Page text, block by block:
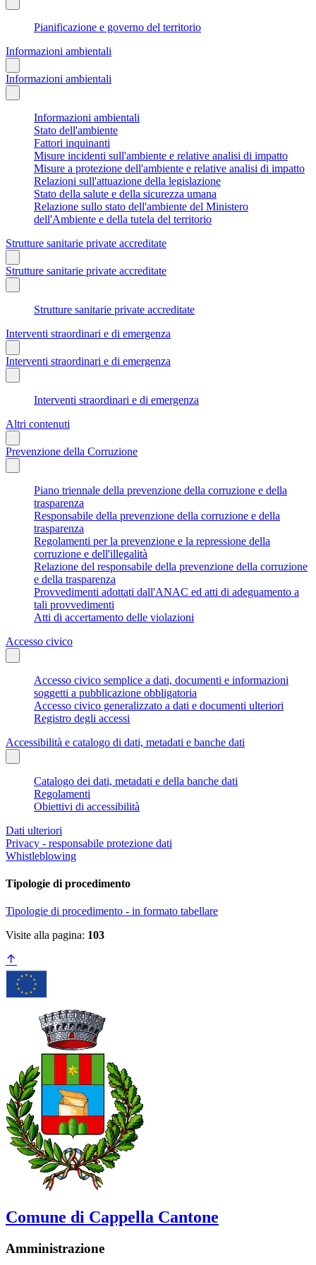
Pianificazione e governo del territorio
Informazioni ambientali
Informazioni ambientali
Informazioni ambientali
Stato dell'ambiente
Fattori inquinanti
Misure incidenti sull'ambiente e relative analisi di impatto
Misure a protezione dell'ambiente e relative analisi di impatto
Relazioni sull'attuazione della legislazione
Stato della salute e della sicurezza umana
Relazione sullo stato dell'ambiente del Ministero
dell'Ambiente e della tutela del territorio
Strutture sanitarie private accreditate
Strutture sanitarie private accreditate
Strutture sanitarie private accreditate
Interventi straordinari e di emergenza
Interventi straordinari e di emergenza
Interventi straordinari e di emergenza
Altri contenuti
Prevenzione della Corruzione
Piano triennale della prevenzione della corruzione e della
trasparenza
Responsabile della prevenzione della corruzione e della
trasparenza
Regolamenti per la prevenzione e la repressione della
corruzione e dell'illegalità
Relazione del responsabile della prevenzione della corruzione
e della trasparenza
Provvedimenti adottati dall'ANAC ed atti di adeguamento a
tali provvedimenti
Atti di accertamento delle violazioni
Accesso civico
Accesso civico semplice a dati, documenti e informazioni
soggetti a pubblicazione obbligatoria
Accesso civico generalizzato a dati e documenti ulteriori
Registro degli accessi
Accessibilità e catalogo di dati, metadati e banche dati
Catalogo dei dati, metadati e della banche dati
Regolamenti
Obiettivi di accessibilità
Dati ulteriori
Privacy - responsabile protezione dati
Whistleblowing
Tipologie di procedimento
Tipologie di procedimento - in formato tabellare
Visite alla pagina: 103
Comune di Cappella Cantone
Amministrazione